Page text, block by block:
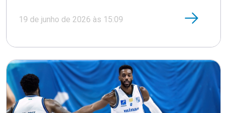
19 de junho de 2026 às 15:09